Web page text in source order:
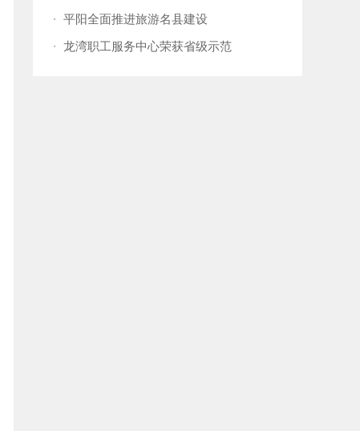
· 平阳全面推进旅游名县建设
· 龙湾职工服务中心荣获省级示范